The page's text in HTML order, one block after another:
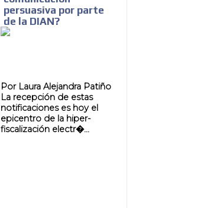
persuasiva por parte
de la DIAN?
Por Laura Alejandra Patiño
La recepción de estas
notificaciones es hoy el
epicentro de la hiper-
fiscalización electr�...